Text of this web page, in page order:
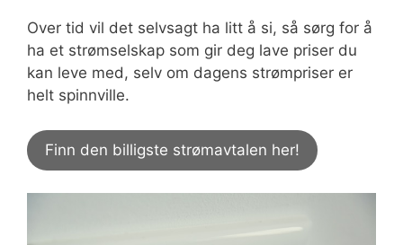
Over tid vil det selvsagt ha litt å si, så sørg for å
ha et strømselskap som gir deg lave priser du
kan leve med, selv om dagens strømpriser er
helt spinnville.
Finn den billigste strømavtalen her!